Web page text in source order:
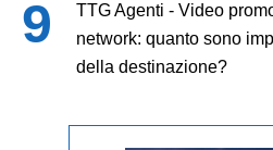
TTG Agenti - Video
network: quanto sono
della destinazione?